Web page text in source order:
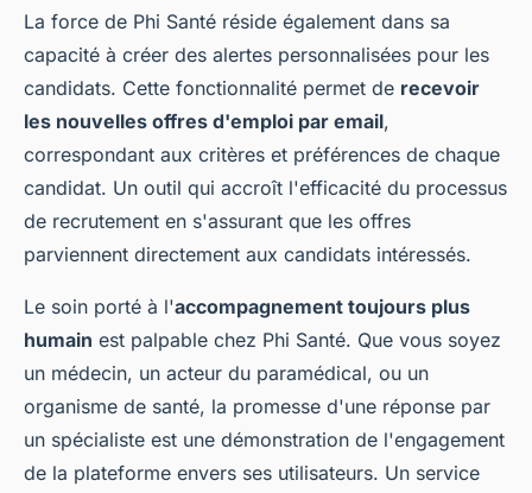
La force de Phi Santé réside également dans sa
capacité à créer des alertes personnalisées pour les
candidats. Cette fonctionnalité permet de recevoir
les nouvelles offres d'emploi par email,
correspondant aux critères et préférences de chaque
candidat. Un outil qui accroît l'efficacité du processus
de recrutement en s'assurant que les offres
parviennent directement aux candidats intéressés.
Le soin porté à l'accompagnement toujours plus
humain est palpable chez Phi Santé. Que vous soyez
un médecin, un acteur du paramédical, ou un
organisme de santé, la promesse d'une réponse par
un spécialiste est une démonstration de l'engagement
de la plateforme envers ses utilisateurs. Un service